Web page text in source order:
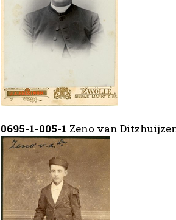
0695-1-005-1 Zeno van